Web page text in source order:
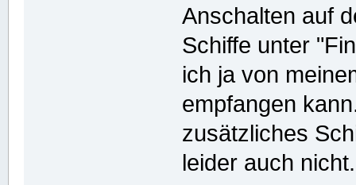
Anschalten auf
Schiffe unter
ich ja von
empfangen
zusätzliches
leider auch nicht.